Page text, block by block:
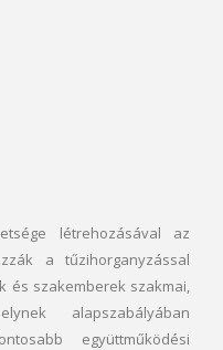
létrehozásával az
a tűzihorganyzással
és szakemberek szakmai,
alapszabályában
együttműködési